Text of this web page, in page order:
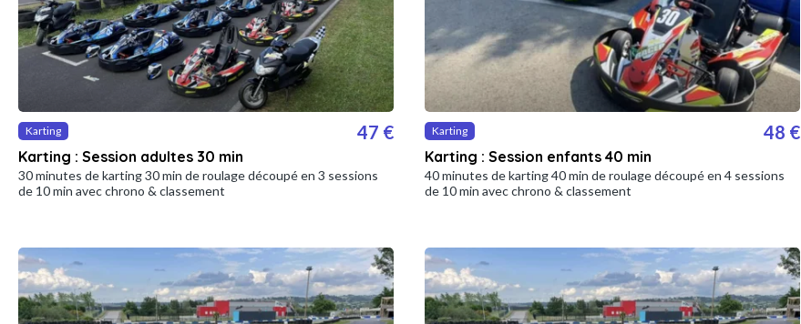
Karting
Karting : Session adultes 30 min
47 €
30 minutes de karting 30 min de roulage découpé en 3 sessions
de 10 min avec chrono & classement
Karting
Karting : Session enfants 40 min
48 €
40 minutes de karting 40 min de roulage découpé en 4 sessions
de 10 min avec chrono & classement